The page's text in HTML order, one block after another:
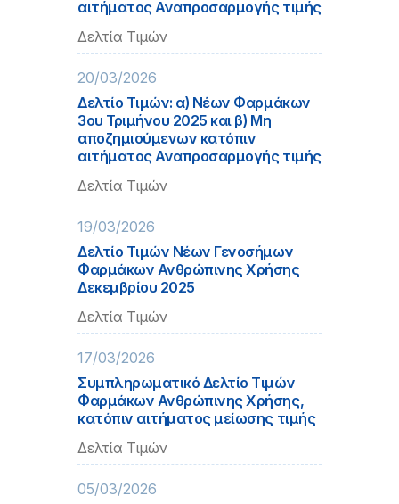
αιτήματος Αναπροσαρμογής τιμής
Δελτία Τιμών
20/03/2026
Δελτίο Τιμών: α) Νέων Φαρμάκων
3ου Τριμήνου 2025 και β) Μη
αποζημιούμενων κατόπιν
αιτήματος Αναπροσαρμογής τιμής
Δελτία Τιμών
19/03/2026
Δελτίο Τιμών Νέων Γενοσήμων
Φαρμάκων Ανθρώπινης Χρήσης
Δεκεμβρίου 2025
Δελτία Τιμών
17/03/2026
Συμπληρωματικό Δελτίο Τιμών
Φαρμάκων Ανθρώπινης Χρήσης,
κατόπιν αιτήματος μείωσης τιμής
Δελτία Τιμών
05/03/2026